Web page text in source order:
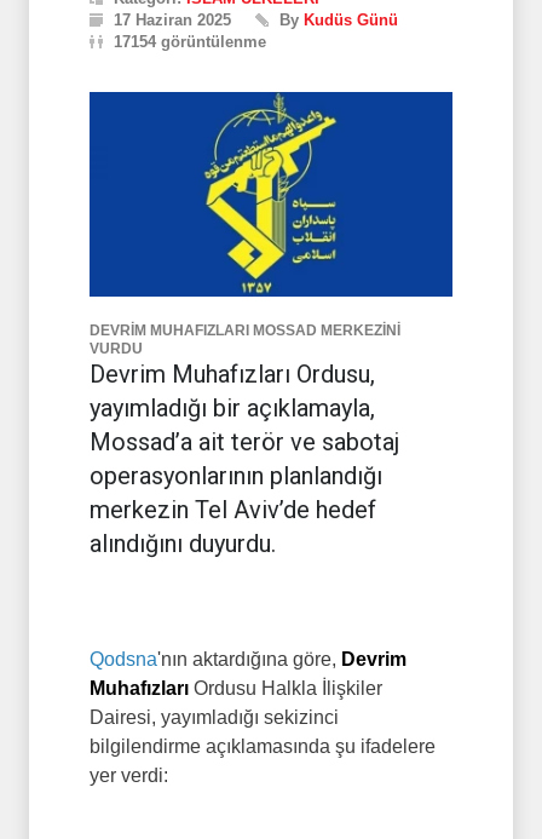
17 Haziran 2025
By Kudüs Günü
17154 görüntülenme
DEVRİM MUHAFIZLARI MOSSAD MERKEZİNİ
VURDU
Devrim Muhafızları Ordusu,
yayımladığı bir açıklamayla,
Mossad’a ait terör ve sabotaj
operasyonlarının planlandığı
merkezin Tel Aviv’de hedef
alındığını duyurdu.
Qodsna'nın aktardığına göre, Devrim
Muhafızları Ordusu Halkla İlişkiler
Dairesi, yayımladığı sekizinci
bilgilendirme açıklamasında şu ifadelere
yer verdi: